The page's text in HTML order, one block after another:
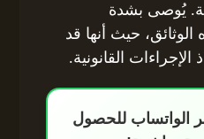
يُوصى بشدة
حيث أنها قد
الإجراءات القانونية.
الواتساب للحصول